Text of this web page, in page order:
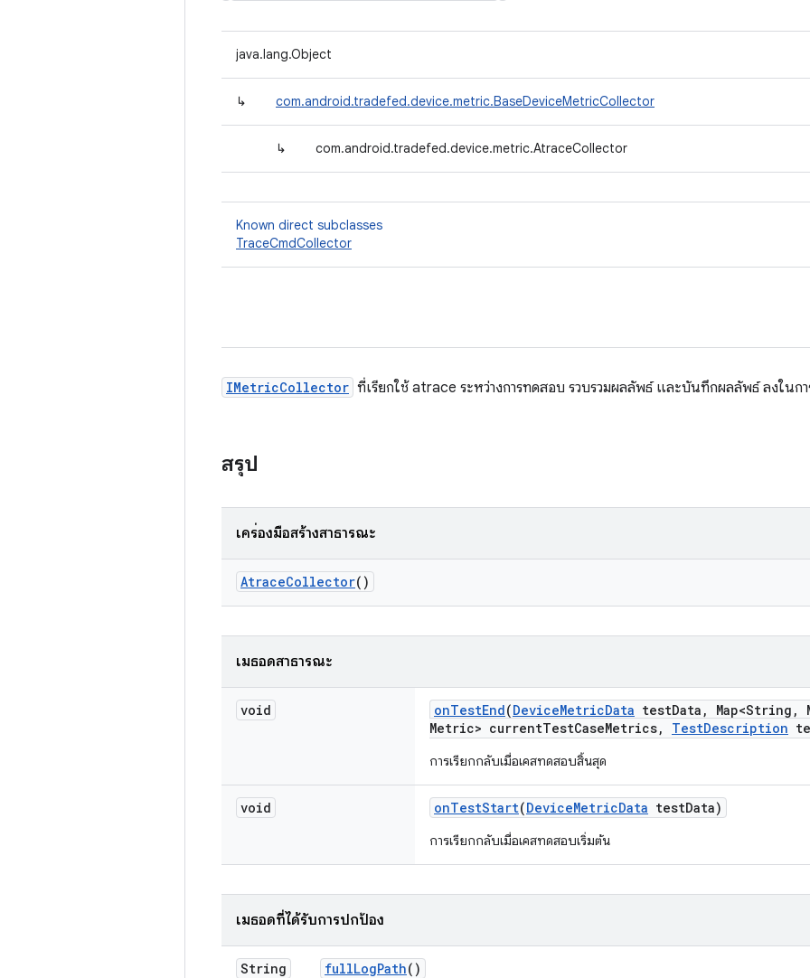
java.lang.Object
↳ com.android.tradefed.device.metric.BaseDeviceMetricCollector
↳ com.android.tradefed.device.metric.AtraceCollector
Known direct subclasses
TraceCmdCollector
IMetricCollector ที่เรียกใช้ atrace ระหว่างการทดสอบ รวบรวมผลลัพธ์ และบันทึกผลลัพธ์ ลงในกา
สรุป
เครื่องมือสร้างสาธารณะ
AtraceCollector()
เมธอดสาธารณะ
void onTestEnd(DeviceMetricData testData , Map<String ,
Metric> currentTestCaseMetrics, TestDescription
การเรียกกลับเมื่อเคสทดสอบสิ้นสุด
void onTestStart(DeviceMetricData testData)
การเรียกกลับเมื่อเคสทดสอบเริ่มต้น
เมธอดที่ได้รับการปกป้อง
String fullLogPath()